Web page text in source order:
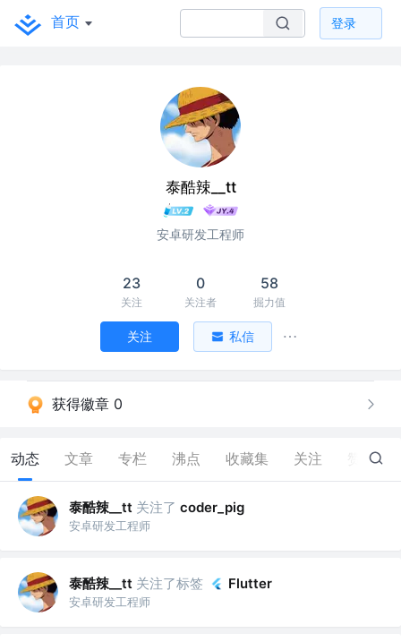
首页 登录
泰酷辣__tt
安卓研发工程师
23
关注
0
关注者
58
掘力值
关注 私信
获得徽章 0
动态 文章 专栏 沸点 收藏集 关注 22
泰酷辣__tt 关注了 coder_pig
安卓研发工程师
泰酷辣__tt 关注了标签 Flutter
安卓研发工程师